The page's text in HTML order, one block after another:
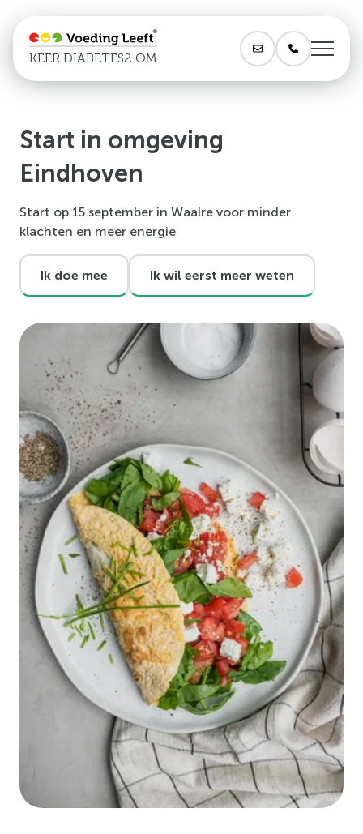
KEER DIABETES2 OM
Start in omgeving
Eindhoven
Start op 15 september in Waalre voor minder
klachten en meer energie
Ik doe mee Ik wil eerst meer weten